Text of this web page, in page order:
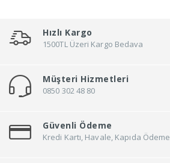
Brakco
Brooks
Broster
BSxc
Hızlı Kargo
1500TL Üzeri Kargo Bedava
Müşteri Hizmetleri
0850 302 48 80
Güvenli Ödeme
Kredi Kartı, Havale, Kapıda Ödeme